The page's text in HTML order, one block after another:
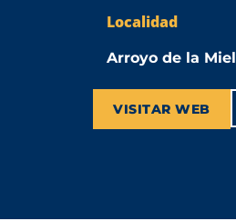
Localidad
Arroyo de la Miel
VISITAR WEB